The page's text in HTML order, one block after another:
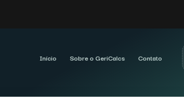
Início Sobre o GeriCalcs Contato